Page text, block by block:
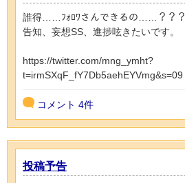
誰得……ﾌｫﾛﾜさんできるの……？？？
告知、妄想SS、進捗呟きたいです。
https://twitter.com/mng_ymht?
t=irmSXqF_fY7Db5aehEYVmg&s=09
コメント 4件
投稿予告